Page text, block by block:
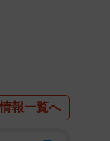
3歳の女の
報一覧へ